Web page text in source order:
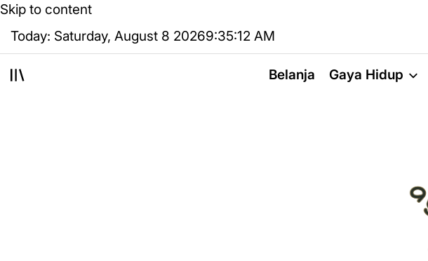
Skip to content
Today: Saturday, August 8 20269:35:13 AM
Belanja Gaya Hidup